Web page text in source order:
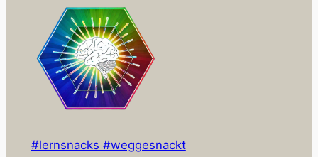
#lernsnacks #weggesnackt